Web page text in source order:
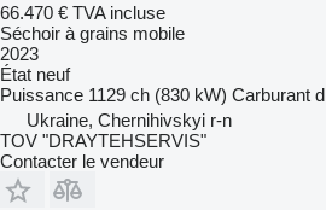
66.470 € TVA incluse
Séchoir à grains mobile
2023
État neuf
Puissance 1129 ch (830 kW) Carburant
Ukraine, Chernihivskyi r-n
TOV "DRAYTEHSERVIS"
Contacter le vendeur